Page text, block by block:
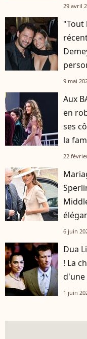
29 avril
"Tout
9 mai
Aux
en
ses
la
22
6 juin
Dua
! La
d'une
1 juin